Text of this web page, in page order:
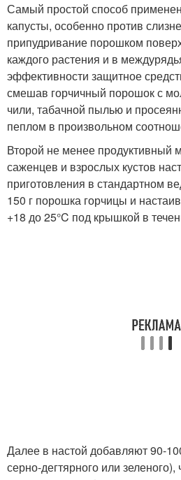
Самый простой способ
капусты, особенно против
припудривание порошком
каждого растения и в
эффективности защитное
смешав горчичный порошок с
чили, табачной пылью и
пеплом в произвольном
Второй не менее продуктивный
саженцев и взрослых кустов
приготовления в стандартном
150 г порошка горчицы и
+18 до 25°C под крышкой в
Далее в настой добавляют 90-
серно-дегтярного или